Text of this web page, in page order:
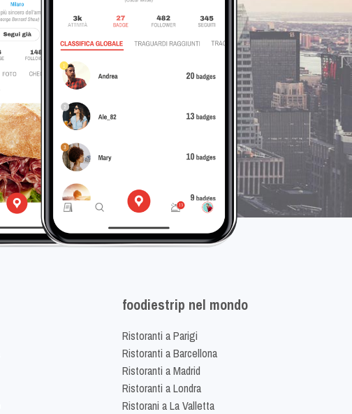
foodiestrip nel mondo
Ristoranti a Parigi
Ristoranti a Barcellona
Ristoranti a Madrid
Ristoranti a Londra
Ristorani a La Valletta